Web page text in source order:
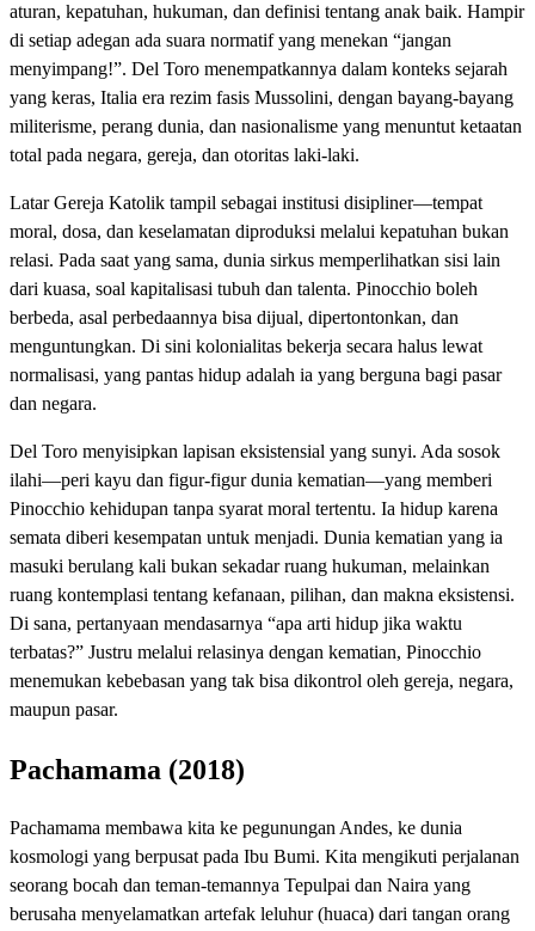
aturan, kepatuhan, hukuman, dan definisi tentang anak baik. Hampir
di setiap adegan ada suara normatif yang menekan “jangan
menyimpang!”. Del Toro menempatkannya dalam konteks sejarah
yang keras, Italia era rezim fasis Mussolini, dengan bayang-bayang
militerisme, perang dunia, dan nasionalisme yang menuntut ketaatan
total pada negara, gereja, dan otoritas laki-laki.
Latar Gereja Katolik tampil sebagai institusi disipliner—tempat
moral, dosa, dan keselamatan diproduksi melalui kepatuhan bukan
relasi. Pada saat yang sama, dunia sirkus memperlihatkan sisi lain
dari kuasa, soal kapitalisasi tubuh dan talenta. Pinocchio boleh
berbeda, asal perbedaannya bisa dijual, dipertontonkan, dan
menguntungkan. Di sini kolonialitas bekerja secara halus lewat
normalisasi, yang pantas hidup adalah ia yang berguna bagi pasar
dan negara.
Del Toro menyisipkan lapisan eksistensial yang sunyi. Ada sosok
ilahi—peri kayu dan figur-figur dunia kematian—yang memberi
Pinocchio kehidupan tanpa syarat moral tertentu. Ia hidup karena
semata diberi kesempatan untuk menjadi. Dunia kematian yang ia
masuki berulang kali bukan sekadar ruang hukuman, melainkan
ruang kontemplasi tentang kefanaan, pilihan, dan makna eksistensi.
Di sana, pertanyaan mendasarnya “apa arti hidup jika waktu
terbatas?” Justru melalui relasinya dengan kematian, Pinocchio
menemukan kebebasan yang tak bisa dikontrol oleh gereja, negara,
maupun pasar.
Pachamama (2018)
Pachamama membawa kita ke pegunungan Andes, ke dunia
kosmologi yang berpusat pada Ibu Bumi. Kita mengikuti perjalanan
seorang bocah dan teman-temannya Tepulpai dan Naira yang
berusaha menyelamatkan artefak leluhur (huaca) dari tangan orang